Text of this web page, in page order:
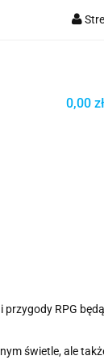
0,00 zł
RPG
świetle, ale